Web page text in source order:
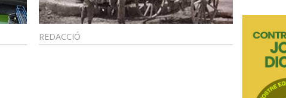
REDACCIÓ